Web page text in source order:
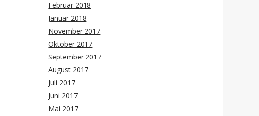
Februar 2018
Januar 2018
November 2017
Oktober 2017
September 2017
August 2017
Juli 2017
Juni 2017
Mai 2017